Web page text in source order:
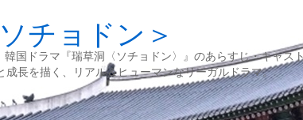
チョドン＞
国ドラマ『瑞草洞〈ソチョドン〉』のあらすじ・キャス
成長を描く、リアル＆ヒューマンなリーガルドラマ。